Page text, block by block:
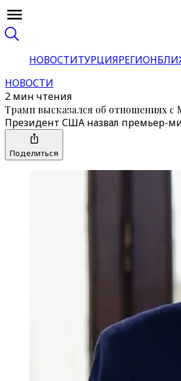
НОВОСТИТУРЦИЯРЕГИОН
НОВОСТИ
2 мин чтения
Трамп высказался об отношениях с
Президент США назвал премьер-
Поделиться